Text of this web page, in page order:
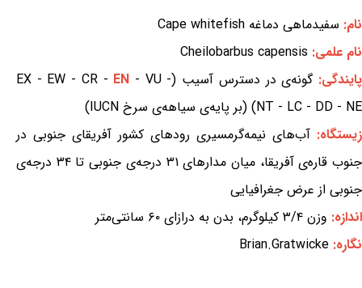
نام: سفیدماهی دماغه Cape whitefish
نام علمی: Cheilobarbus capensis
پایندگی:گونه‌ی در دسترس آسیب (EX - EW - CR - EN - VU -
NT - LC - DD - NE) (بر پایه‌ی سیاهه‌ی سرخ IUCN)
زیستگاه: آب‌های نیمه‌گرمسیری رودهای کشور آفریقای جنوبی در
جنوب قاره‌ی آفریقا، میان مدارهای ۳۱ درجه‌ی جنوبی تا ۳۴ درجه‌ی
جنوبی از عرض جغرافیایی
اندازه: وزن ۳/۴ کیلوگرم، بدن به درازای ۶۰ سانتی‌متر
نگاره: Brian.Gratwicke